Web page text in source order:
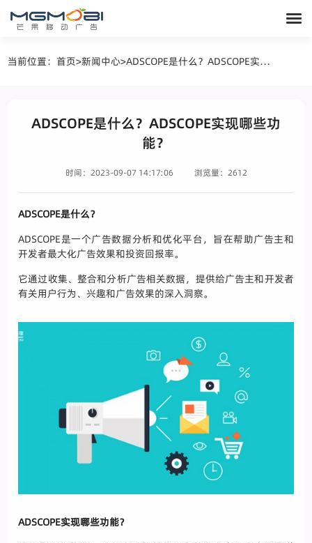
当前位置：首页>新闻中心> ADSCOPE是什么？ADSCOPE实现哪些功能？
ADSCOPE是什么？ADSCOPE实现哪些功
能？
时间：2023-09-07 14:17:06 浏览量：2612
ADSCOPE是什么？
ADSCOPE是一个广告数据分析和优化平台，旨在帮助广告主和
开发者最大化广告效果和投资回报率。
它通过收集、整合和分析广告相关数据，提供给广告主和开发者
有关用户行为、兴趣和广告效果的深入洞察。
ADSCOPE实现哪些功能？